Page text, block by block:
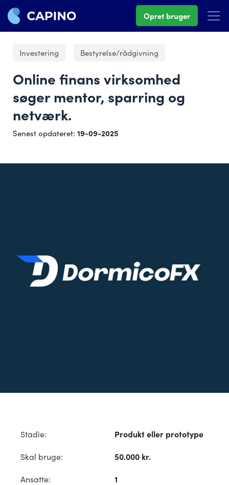
Opret bruger
Investering Bestyrelse/rådgivning
Online finans virksomhed
søger mentor, sparring og
netværk.
Senest opdateret: 19-09-2025
Stadie:
Produkt eller prototype
Skal bruge:
50.000 kr.
Ansatte:
1